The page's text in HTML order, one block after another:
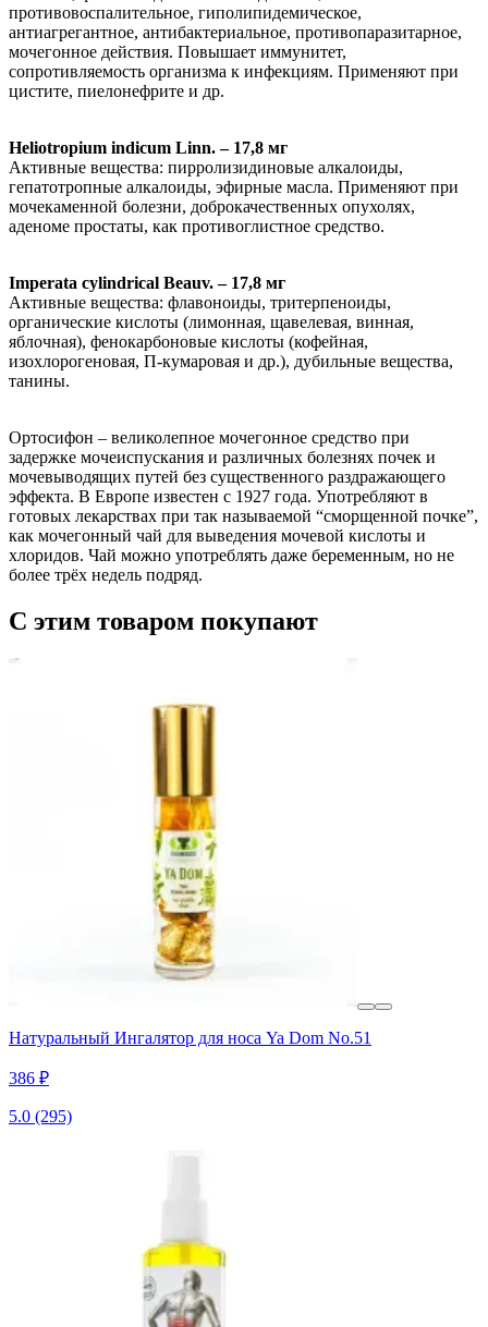
противовоспалительное, гиполипидемическое,
антиагрегантное, антибактериальное, противопаразитарное,
мочегонное действия. Повышает иммунитет,
сопротивляемость организма к инфекциям. Применяют при
цистите, пиелонефрите и др.
Heliotropium indicum Linn. – 17,8 мг
Активные вещества: пирролизидиновые алкалоиды,
гепатотропные алкалоиды, эфирные масла. Применяют при
мочекаменной болезни, доброкачественных опухолях,
аденоме простаты, как противоглистное средство.
Imperata cylindrical Beauv. – 17,8 мг
Активные вещества: флавоноиды, тритерпеноиды,
органические кислоты (лимонная, щавелевая, винная,
яблочная), фенокарбоновые кислоты (кофейная,
изохлорогеновая, П-кумаровая и др.), дубильные вещества,
танины.
Ортосифон – великолепное мочегонное средство при
задержке мочеиспускания и различных болезнях почек и
мочевыводящих путей без существенного раздражающего
эффекта. В Европе известен с 1927 года. Употребляют в
готовых лекарствах при так называемой “сморщенной почке”,
как мочегонный чай для выведения мочевой кислоты и
хлоридов. Чай можно употреблять даже беременным, но не
более трёх недель подряд.
С этим товаром покупают
Натуральный Ингалятор для носа Ya Dom No.51
386 ₽
5.0 (295)